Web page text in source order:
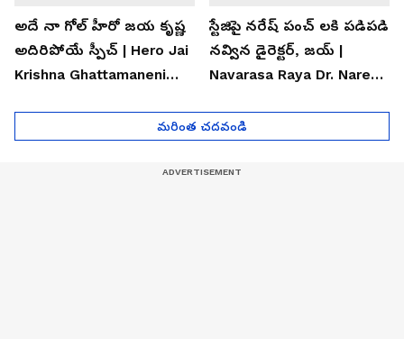
అదే నా గోల్ హీరో జయ కృష్ణ
అదిరిపోయే స్పీచ్ | Hero Jai
Krishna Ghattamaneni
స్టేజిపై నరేష్ పంచ్ లకి పడిపడి
నవ్విన డైరెక్టర్, జయ్ |
Navarasa Raya Dr. Naresh
మరింత చదవండి